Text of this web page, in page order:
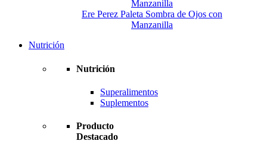
Ere Perez Paleta Sombra de Ojos con
Manzanilla
Nutrición
Nutrición
Superalimentos
Suplementos
Producto
Destacado